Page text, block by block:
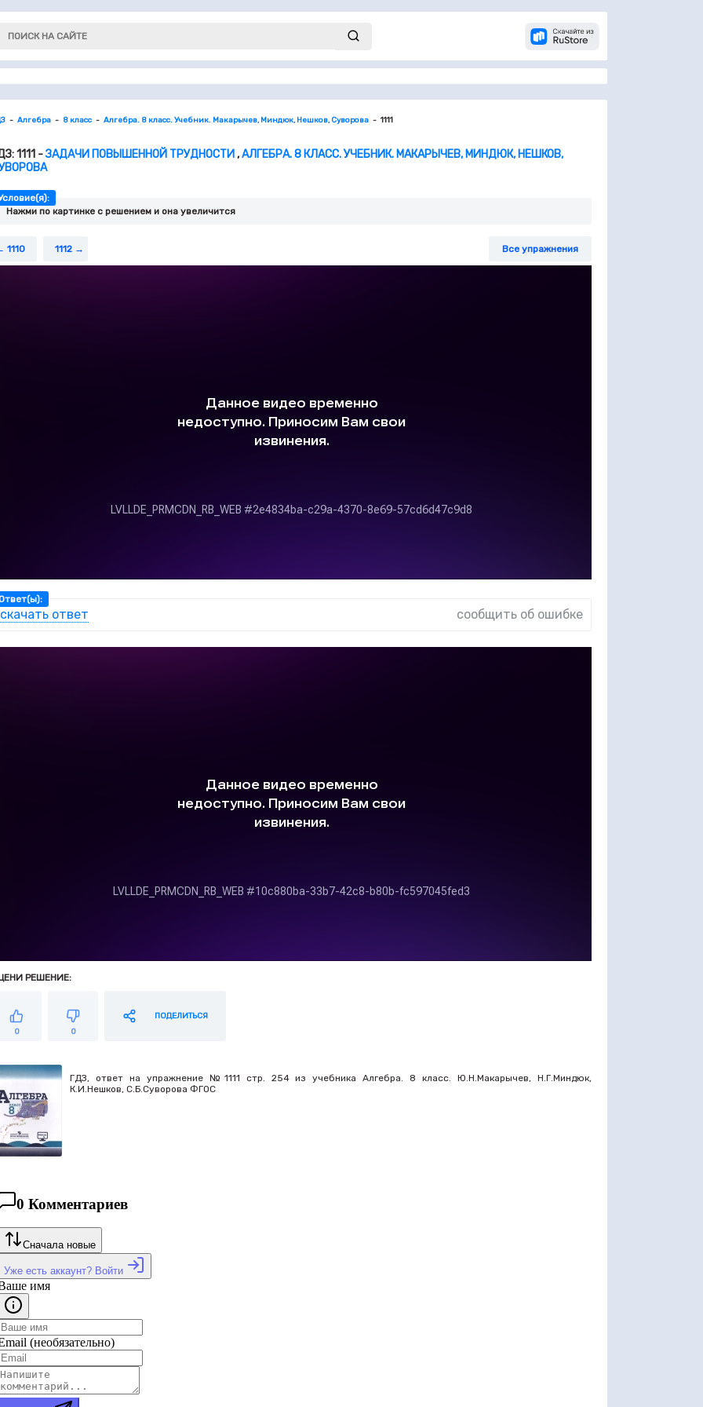
Алгебра 8 класс Алгебра. 8 класс. Учебник. Макарычев, Миндюк, Нешков, Суворова 1111
1111 -ЗАДАЧИ ПОВЫШЕННОЙ ТРУДНОСТИ,АЛГЕБРА. 8 КЛАСС. УЧЕБНИК. МАКАРЫЧЕВ, МИНДЮК, НЕШКОВ,
Нажми по картинке c решением и она увеличится
1110 1112 Все упражнения
скачать ответ сообщить об ошибке
РЕШЕНИЕ:
0 0
ПОДЕЛИТЬСЯ
ГДЗ, ответ на упражнение №1111 стр. 254 из учебника Алгебра. 8 класс. Ю.Н.Макарычев, Н.Г.Миндюк,
К.И.Нешков, С.Б.Суворова ФГОС